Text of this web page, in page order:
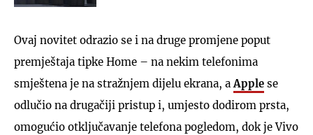
Ovaj novitet odrazio se i na druge promjene poput
premještaja tipke Home – na nekim telefonima
smještena je na stražnjem dijelu ekrana, a Apple se
odlučio na drugačiji pristup i, umjesto dodirom prsta,
omogućio otključavanje telefona pogledom, dok je Vivo